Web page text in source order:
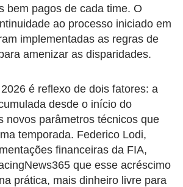
bem pagos de cada time. O
ao processo iniciado em
implementadas as regras de
amenizar as disparidades.
é reflexo de dois fatores: a
desde o início do
novos parâmetros técnicos que
temporada. Federico Lodi,
financeiras da FIA,
que esse acréscimo
prática, mais dinheiro livre para